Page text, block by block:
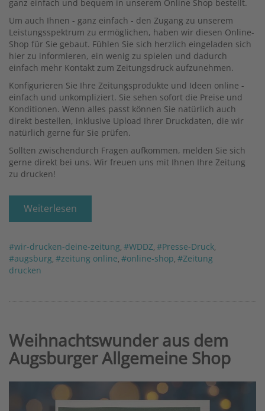
ganz einfach und bequem in unserem Online Shop bestellt.
Um auch Ihnen - ganz einfach - den Zugang zu unserem
Leistungsspektrum zu ermöglichen, haben wir diesen Online-
Shop für Sie gebaut. Fühlen Sie sich herzlich eingeladen sich
hier zu informieren, ein wenig zu spielen und dadurch
einfach mehr Kontakt zum Zeitungsdruck aufzunehmen.
Konfigurieren Sie Ihre Zeitungsprodukte und Ideen online -
einfach und unkompliziert. Sie sehen sofort die Preise und
Konditionen. Wenn alles passt können Sie natürlich auch
direkt bestellen, inklusive Upload Ihrer Druckdaten, die wir
natürlich gerne für Sie prüfen.
Sollten zwischendurch Fragen aufkommen, melden Sie sich
gerne direkt bei uns. Wir freuen uns mit Ihnen Ihre Zeitung
zu drucken!
Weiterlesen
#wir-drucken-deine-zeitung #WDDZ #Presse-Druck
#augsburg #zeitung online #online-shop #Zeitung
drucken
Weihnachtswunder aus dem
Augsburger Allgemeine Shop